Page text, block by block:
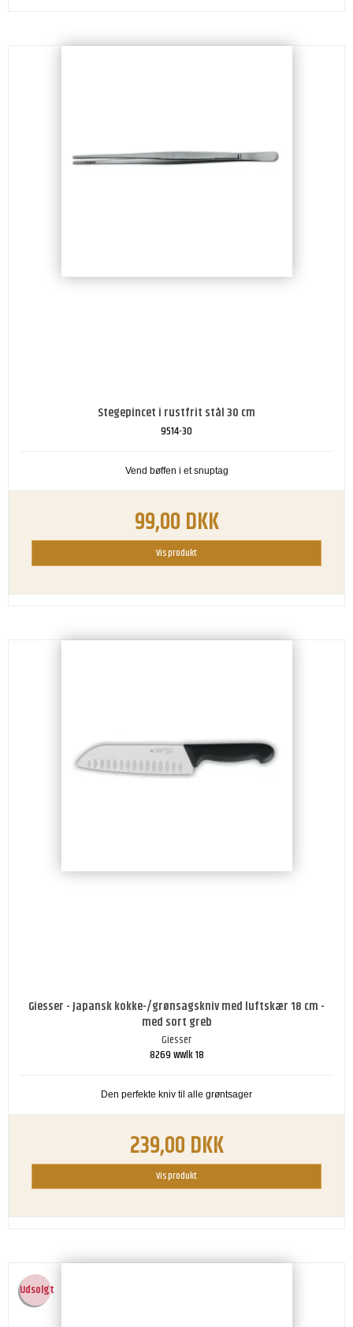
Stegepincet i rustfrit stål 30 cm
9514-30
Vend bøffen i et snuptag
99,00 DKK
Vis produkt
Giesser - Japansk kokke-/grønsagskniv med luftskær 18 cm -
med sort greb
Giesser
8269 wwlk 18
Den perfekte kniv til alle grøntsager
239,00 DKK
Vis produkt
Udsolgt